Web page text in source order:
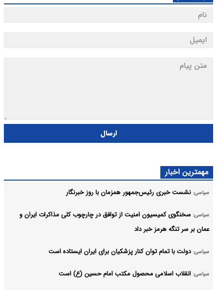
ارسال
مهمترین اخبار
سیاسی: نشست خبری رئیس‌جمهور همزمان با روز خبرنگار
سیاسی: سخنگوی کمیسیون امنیت از توافق در چارچوب کلی مذاکرات ایران و
عمان بر سر تنگه هرمز خبر داد
سیاسی: دولت با تمام توان کنار پزشکیان برای ایران ایستاده است
سیاسی: انقلاب اسلامی محصول مکتب امام حسین (ع) است